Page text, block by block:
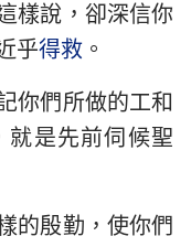
樣說，卻深信你
乎得救 。
你們所做的工和
就是先前伺候聖
的殷勤，使你們